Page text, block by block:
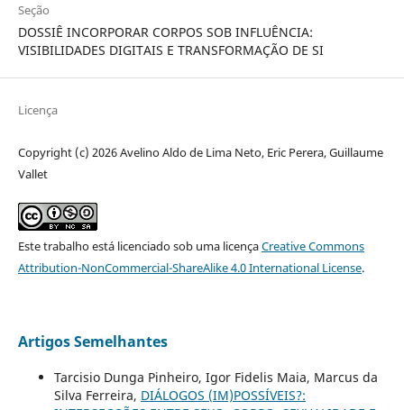
Seção
DOSSIÊ INCORPORAR CORPOS SOB INFLUÊNCIA:
VISIBILIDADES DIGITAIS E TRANSFORMAÇÃO DE SI
Licença
Copyright (c) 2026 Avelino Aldo de Lima Neto, Eric Perera, Guillaume
Vallet
Este trabalho está licenciado sob uma licençaCreative Commons
Attribution-NonCommercial-ShareAlike 4.0 International License.
Artigos Semelhantes
Tarcisio Dunga Pinheiro, Igor Fidelis Maia, Marcus da
Silva Ferreira, DIÁLOGOS (IM)POSSÍVEIS?: